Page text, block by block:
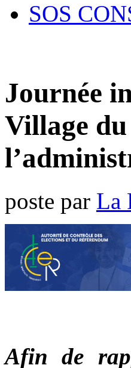
SOS
Journée
Village
poste par La
Afin de